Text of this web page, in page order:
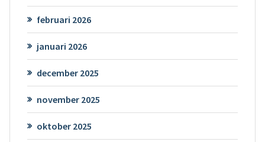
februari 2026
januari 2026
december 2025
november 2025
oktober 2025